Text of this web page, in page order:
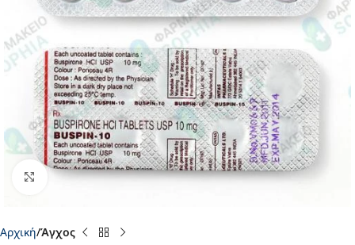
Click to enlarge
Αρχική Άγχος